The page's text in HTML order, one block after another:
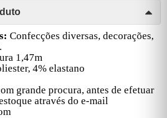
Confecções diversas, decorações,
1,47m
4% elastano
grande procura, antes de efetuar
através do e-mail